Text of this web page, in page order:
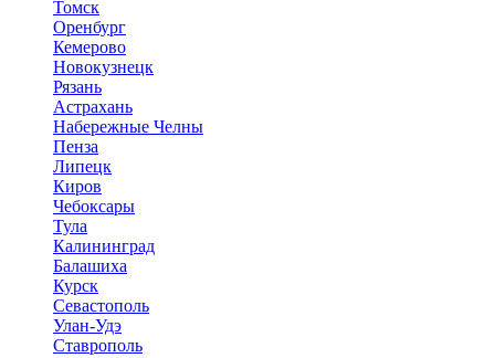
Томск
Оренбург
Кемерово
Новокузнецк
Рязань
Астрахань
Набережные Челны
Пенза
Липецк
Киров
Чебоксары
Тула
Калининград
Балашиха
Курск
Севастополь
Улан-Удэ
Ставрополь